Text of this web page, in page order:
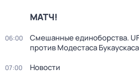
МАТЧ!
06:00
Смешанные единоборства.
против Модестаса
07:00 Новости